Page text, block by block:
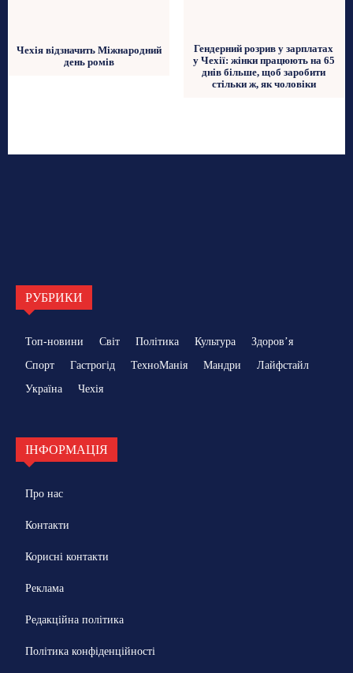
Чехія відзначить Міжнародний
день ромів
Гендерний розрив у зарплатах
у Чехії: жінки працюють на 65
днів більше, щоб заробити
стільки ж, як чоловіки
РУБРИКИ
Топ-новини Світ Політика Культура
Здоровʼя
Спорт
Гастрогід ТехноМанія Мандри
Лайфстайл
Україна
Чехія
ІНФОРМАЦІЯ
Про нас
Контакти
Корисні контакти
Реклама
Редакційна політика
Політика конфіденційності